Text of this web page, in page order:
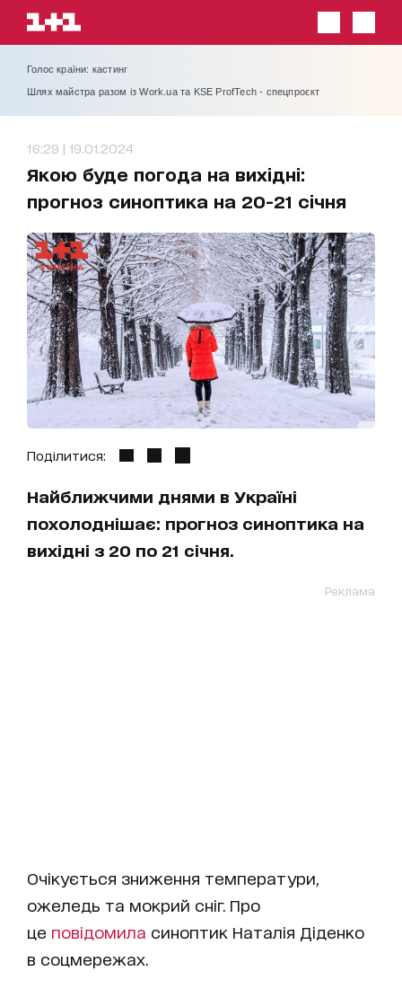
Голос країни: кастинг
Шлях майстра разом із Work.ua та KSE ProfTech - спецпроєкт
16:29 | 19.01.2024
Якою буде погода на вихідні:
прогноз синоптика на 20-21 січня
Поділитися:
Найближчими днями в Україні
похолоднішає: прогноз синоптика на
вихідні з 20 по 21 січня.
Реклама
Очікується зниження температури,
ожеледь та мокрий сніг. Про
це повідомила синоптик Наталія Діденко
в соцмережах.